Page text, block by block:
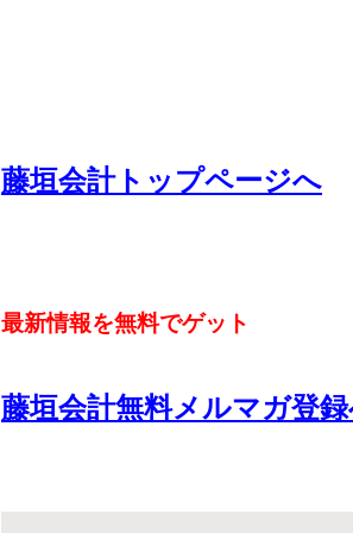
藤垣会計トップページへ
最新情報を無料でゲット
藤垣会計無料メルマガ登